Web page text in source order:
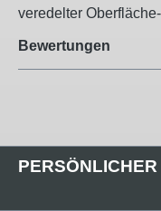
veredelter
Bewertungen